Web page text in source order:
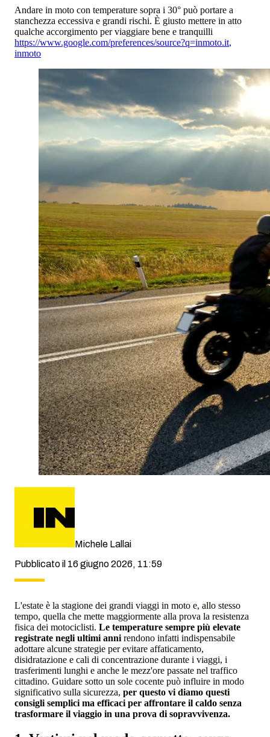
Andare in moto con temperature sopra i 30° può portare a
stanchezza eccessiva e grandi rischi. È giusto mettere in atto
qualche accorgimento per viaggiare bene e tranquilli
https://www.google.com/preferences/source?q=inmoto.it,
inmoto
Michele Lallai
Pubblicato il 16 giugno 2026, 11:59
L'estate è la stagione dei grandi viaggi in moto e, allo stesso
tempo, quella che mette maggiormente alla prova la resistenza
fisica dei motociclisti. Le temperature sempre più elevate
registrate negli ultimi anni rendono infatti indispensabile
adottare alcune strategie per evitare affaticamento,
disidratazione e cali di concentrazione durante i viaggi, i
trasferimenti lunghi e anche le mezz'ore passate nel traffico
cittadino. Guidare sotto un sole cocente può influire in modo
significativo sulla sicurezza, per questo vi diamo questi
consigli semplici ma efficaci per affrontare il caldo senza
trasformare il viaggio in una prova di sopravvivenza.